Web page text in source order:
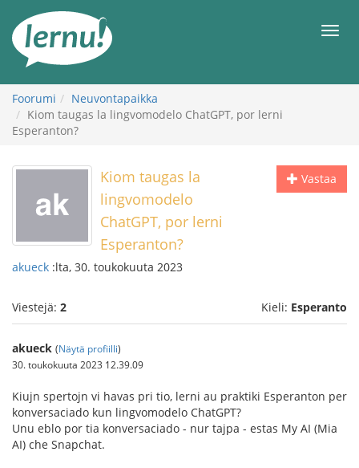
sisältöön
Foorumi
Neuvontapaikka
Kiom taugas la lingvomodelo ChatGPT, por lerni
Esperanton?
Vastaa
Kiom taugas la
lingvomodelo
ChatGPT, por lerni
Esperanton?
akueck :lta, 30. toukokuuta 2023
Viestejä: 2 Kieli: Esperanto
akueck (Näytä profiilli)
30. toukokuuta 2023 12.39.09
Kiujn spertojn vi havas pri tio, lerni au praktiki Esperanton per
konversaciado kun lingvomodelo ChatGPT?
Unu eblo por tia konversaciado - nur tajpa - estas My AI (Mia
AI) che Snapchat.